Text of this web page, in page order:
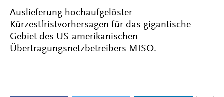
Auslieferung hochaufgelöster
Kürzestfristvorhersagen für das gigantische
Gebiet des US-amerikanischen
Übertragungsnetzbetreibers MISO.